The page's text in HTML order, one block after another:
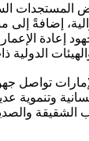
المستجدات
إضافةً إلى
إعادة الإعمار
الدولية
تواصل
وتنموية
الشقيقة